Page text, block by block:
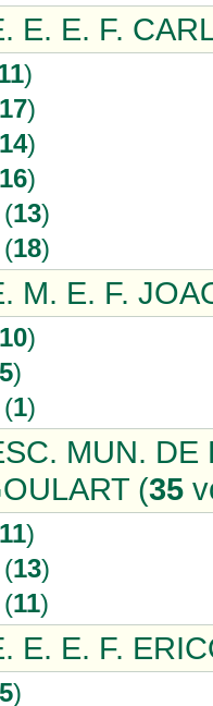
E. E. F.
)
17)
14)
16)
13)
18)
M. E. F.
10)
5)
1)
MUN. DE
(35
11)
13)
11)
E. E. F.
5)